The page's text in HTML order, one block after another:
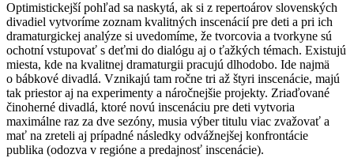
Optimistickejší pohľad sa naskytá, ak si z repertoárov slovenských
divadiel vytvoríme zoznam kvalitných inscenácií pre deti a pri ich
dramaturgickej analýze si uvedomíme, že tvorcovia a tvorkyne sú
ochotní vstupovať s deťmi do dialógu aj o ťažkých témach. Existujú
miesta, kde na kvalitnej dramaturgii pracujú dlhodobo. Ide najmä
o bábkové divadlá. Vznikajú tam ročne tri až štyri inscenácie, majú
tak priestor aj na experimenty a náročnejšie projekty. Zriaďované
činoherné divadlá, ktoré novú inscenáciu pre deti vytvoria
maximálne raz za dve sezóny, musia výber titulu viac zvažovať a
mať na zreteli aj prípadné následky odvážnejšej konfrontácie
publika (odozva v regióne a predajnosť inscenácie).